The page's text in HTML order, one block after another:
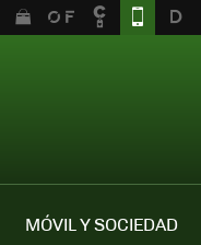
MÓVIL Y SOCIEDAD